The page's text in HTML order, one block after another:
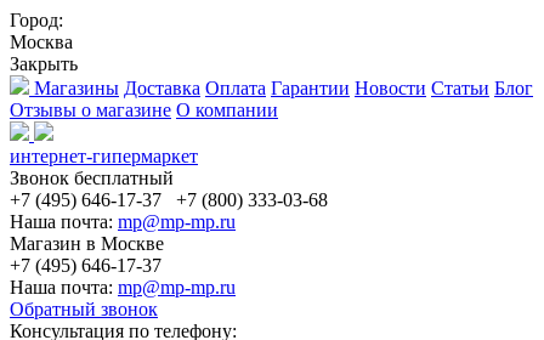
Город:
Москва
Закрыть
Магазины Доставка Оплата Гарантии Новости Статьи Блог
Отзывы о магазине О компании
интернет-гипермаркет
Звонок бесплатный
+7 (495) 646-17-37
+7 (800) 333-03-68
Наша почта: mp@mp-mp.ru
Магазин в Москве
+7 (495) 646-17-37
Наша почта: mp@mp-mp.ru
Обратный звонок
Консультация по телефону: